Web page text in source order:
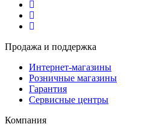
Продажа и поддержка
Интернет-магазины
Розничные магазины
Гарантия
Сервисные центры
Компания